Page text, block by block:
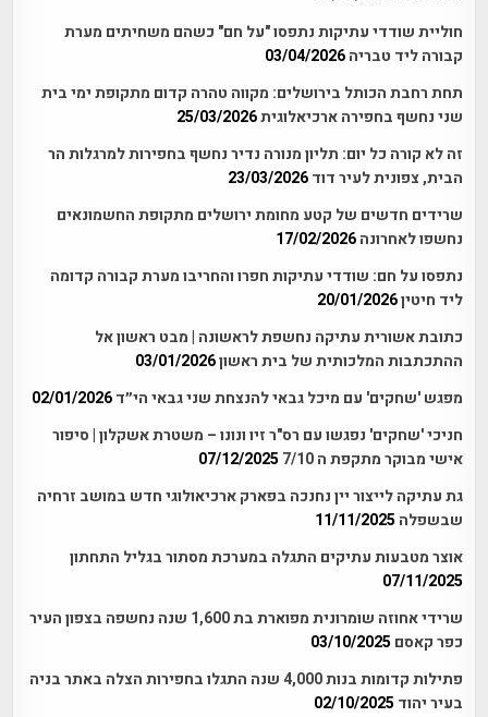
חוליית שודדי עתיקות נתפסו "על חם" כשהם משחיתים מערת
קבורה ליד טבריה 03/04/2026
תחת רחבת הכותל בירושלים: מקווה טהרה קדום מתקופת ימי בית
שני נחשף בחפירה ארכיאלוגית25/03/2026
זה לא קורה כל יום: תליון מנורה נדיר נחשף בחפירות למרגלות הר
הבית, צפונית לעיר דוד 23/03/2026
שרידים חדשים של קטע מחומת ירושלים מתקופת החשמונאים
נחשפו לאחרונה 17/02/2026
נתפסו על חם: שודדי עתיקות חפרו והחריבו מערת קבורה קדומה
ליד חיטין20/01/2026
כתובת אשורית עתיקה נחשפת לראשונה | מבט ראשון אל
ההתכתבות המלכותית של בית ראשון03/01/2026
מפגש 'שחקים' עם מיכל גבאי להנצחת שני גבאי הי״ד 02/01/2026
חניכי 'שחקים' נפגשו עם רס"ר זיו ונונו – משטרת אשקלון | סיפור
אישי מבוקר מתקפת ה 7/10
07/12/2025
גת עתיקה לייצור יין נחנכה בפארק ארכיאולוגי חדש במושב זרחיה
שבשפלה 11/11/2025
אוצר מטבעות עתיקים התגלה במערכת מסתור בגליל התחתון
07/11/2025
שרידי אחוזה שומרונית מפוארת בת 1,600 שנה נחשפה בצפון העיר
כפר קאסם 03/10/2025
פתילות קדומות בנות 4,000 שנה התגלו בחפירות הצלה באתר בניה
בעיר יהוד 02/10/2025